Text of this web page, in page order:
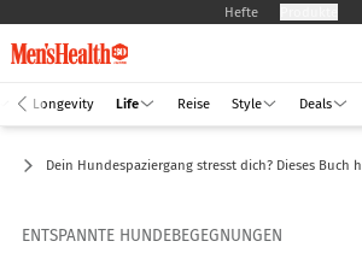
Hefte
Longevity Life Reise Style Deals
Dein Hundespaziergang stresst dich? Dieses
ENTSPANNTE HUNDEBEGEGNUNGEN